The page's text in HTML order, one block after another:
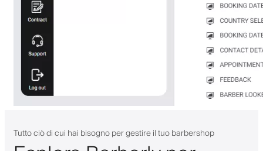
Tutto ciò di cui hai bisogno per gestire il tuo barbershop